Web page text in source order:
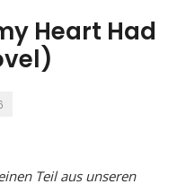
Heart Had
Teil aus unseren